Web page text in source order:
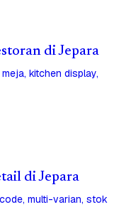
di Jepara
kitchen display,
di Jepara
multi-varian, stok